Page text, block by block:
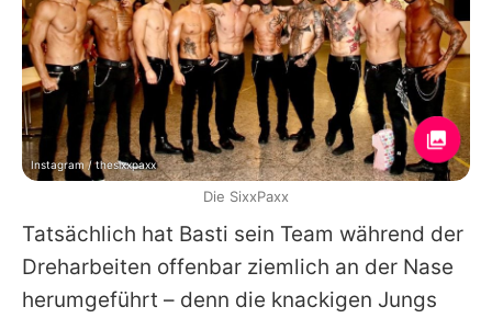
Tatsächlich hat Basti sein Team während der
Dreharbeiten offenbar ziemlich an der Nase
herumgeführt – denn die knackigen Jungs
Instagram / thesixxpaxx
Die SixxPaxx